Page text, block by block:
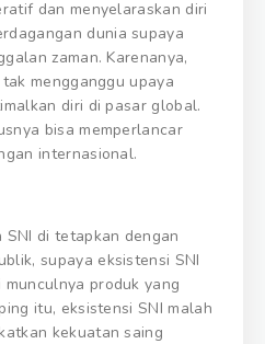
dan menyelaraskan diri
dunia supaya
zaman. Karenanya,
mengganggu upaya
diri di pasar global.
bisa memperlancar
internasional.
SNI di tetapkan dengan
supaya eksistensi SNI
produk yang
itu, eksistensi SNI malah
kekuatan saing